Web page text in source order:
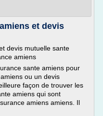
et devis
devis mutuelle sante
amiens
sante amiens pour
ou un devis
façon de trouver les
amiens qui sont
amiens amiens. Il